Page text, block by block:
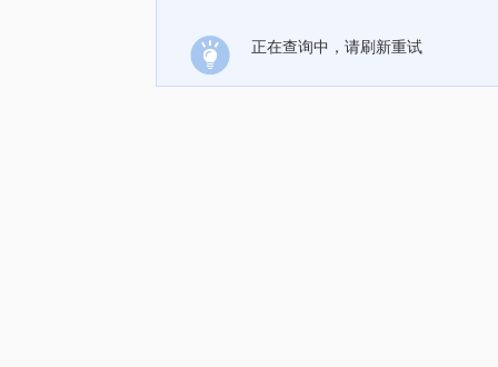
正在查询中，请刷新重试